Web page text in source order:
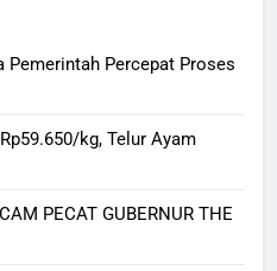
Pemerintah Percepat Proses
kg, Telur Ayam
PECAT GUBERNUR THE